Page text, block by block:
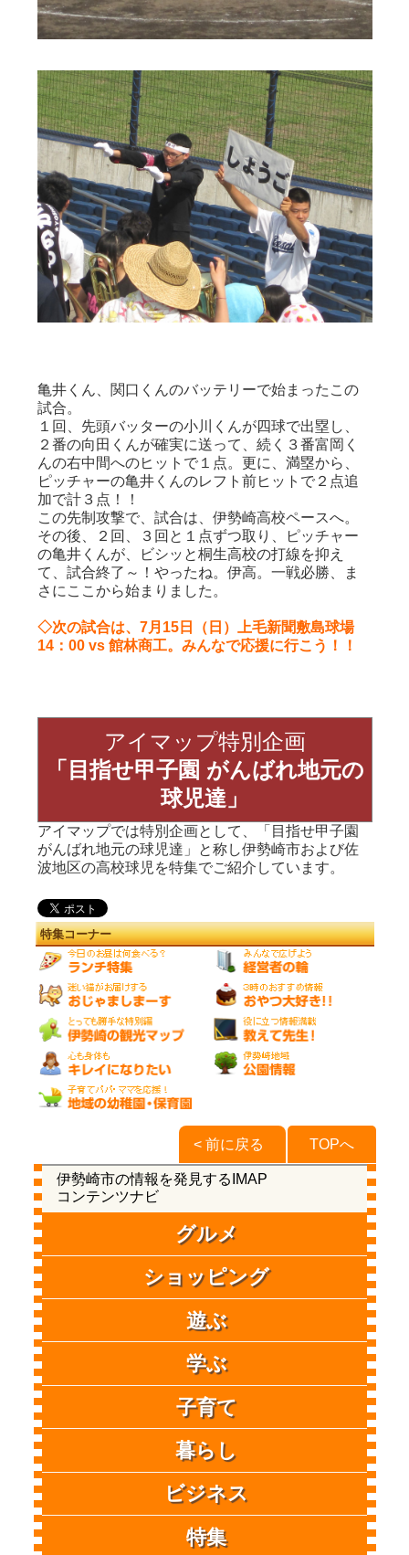
亀井くん、関口くんのバッテリーで始まったこの
試合。
１回、先頭バッターの小川くんが四球で出塁し、
２番の向田くんが確実に送って、続く３番富岡く
んの右中間へのヒットで１点。更に、満塁から、
ピッチャーの亀井くんのレフト前ヒットで２点追
加で計３点！！
この先制攻撃で、試合は、伊勢崎高校ペースへ。
その後、２回、３回と１点ずつ取り、ピッチャー
の亀井くんが、ビシッと桐生高校の打線を抑え
て、試合終了～！やったね。伊高。一戦必勝、ま
さにここから始まりました。
◇次の試合は、7月15日（日）上毛新聞敷島球場
14：00 vs 館林商工。みんなで応援に行こう！！
アイマップ特別企画
「目指せ甲子園 がんばれ地元の
球児達」
アイマップでは特別企画として、「目指せ甲子園
がんばれ地元の球児達」と称し伊勢崎市および佐
波地区の高校球児を特集でご紹介しています。
特集コーナー
TOPへ
< 前に戻る
伊勢崎市の情報を発見するIMAP
コンテンツナビ
グルメ
ショッピング
遊ぶ
学ぶ
子育て
暮らし
ビジネス
特集